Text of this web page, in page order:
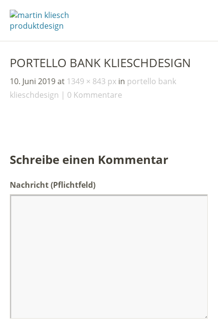
PORTELLO BANK KLIESCHDESIGN
10. Juni 2019at 1349 × 843 px in portello bank
klieschdesign
0 Kommentare
Schreibe einen Kommentar
Nachricht(Pflichtfeld)